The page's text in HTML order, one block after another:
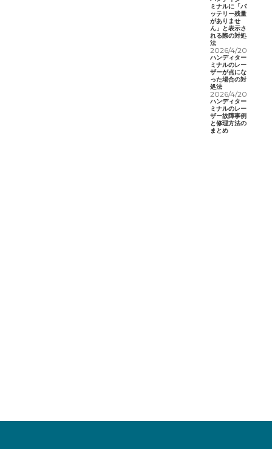
ミナルに「バ
ッテリー残量
がありませ
ん」と表示さ
れる際の対処
法
2026/4/20
ハンディター
ミナルのレー
ザーが点にな
った場合の対
処法
2026/4/20
ハンディター
ミナルのレー
ザー故障事例
と修理方法の
まとめ